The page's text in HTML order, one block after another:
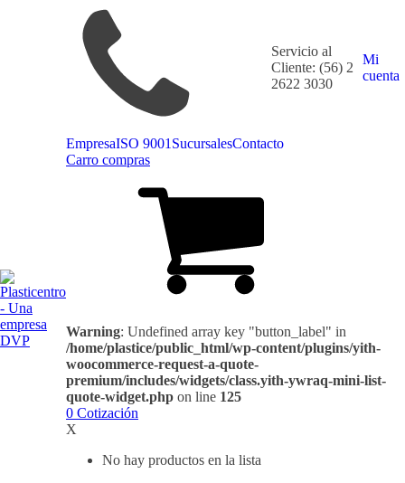
Servicio al
Cliente: (56) 2
2622 3030
Mi
cuenta
EmpresaISO 9001 SucursalesContacto
Carro compras
Warning: Undefined array key "button_label" in
/home/plastice/public_html/wp-content/plugins/yith-
woocommerce-request-a-quote-
premium/includes/widgets/class.yith-ywraq-mini-list-
quote-widget.php on line 125
0 Cotización
X
No hay productos en la lista